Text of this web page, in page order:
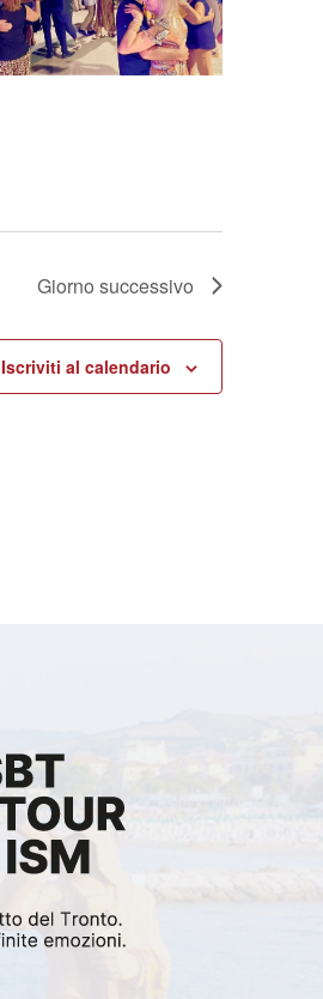
Giorno successivo
Iscriviti al calendario